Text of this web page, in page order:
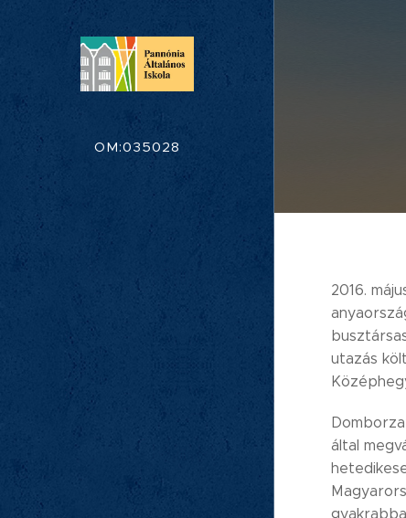
OM:035028
2016.
utazás
által